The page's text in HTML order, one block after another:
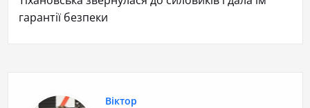
гарантії безпеки
Віктор